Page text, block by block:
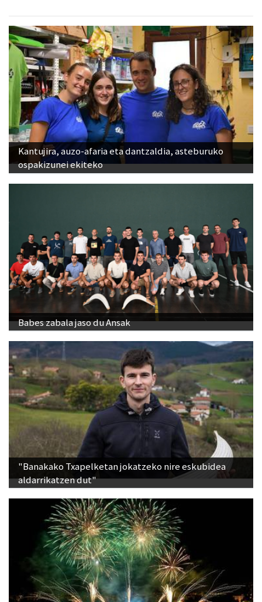
Kantujira, auzo-afaria eta dantzaldia, asteburuko
ospakizunei ekiteko
Babes zabala jaso du Ansak
"Banakako Txapelketan jokatzeko nire eskubidea
aldarrikatzen dut"